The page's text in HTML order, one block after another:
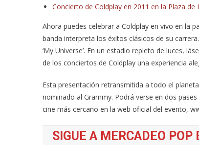
Concierto de Coldplay en 2011 en la Plaza de
Ahora puedes celebrar a Coldplay en vivo en la
banda interpreta los éxitos clásicos de su carrera.
‘My Universe’. En un estadio repleto de luces,
de los conciertos de Coldplay una experiencia
Esta presentación retransmitida a todo el
nominado al Grammy. Podrá verse en dos pases
cine más cercano en la web oficial del evento,
SIGUE A MERCADEO POP